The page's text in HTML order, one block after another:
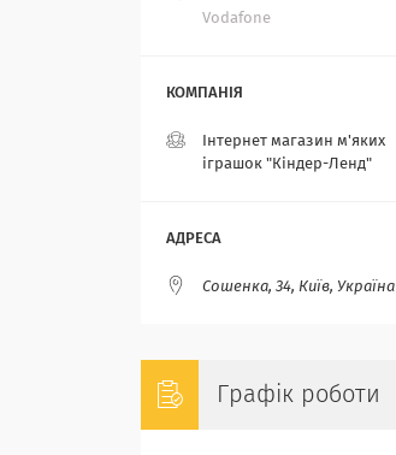
Vodafone
Інтернет магазин м'яких
іграшок "Кіндер-Ленд"
Сошенка, 34, Київ, Україна
Графік роботи